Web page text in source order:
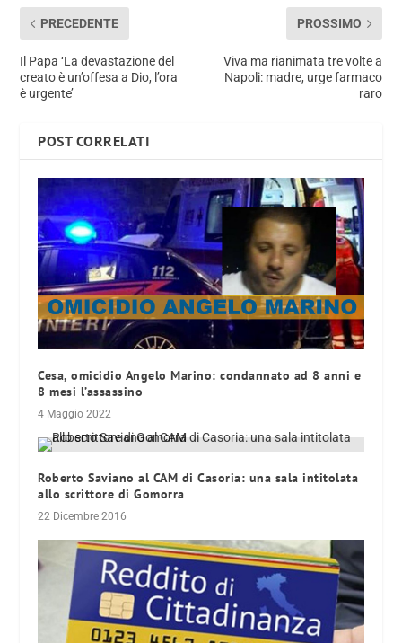
PRECEDENTE
Il Papa ‘La devastazione del
creato è un’offesa a Dio, l’ora
è urgente’
PROSSIMO
Viva ma rianimata tre volte a
Napoli: madre, urge farmaco
raro
POST CORRELATI
Cesa, omicidio Angelo Marino: condannato ad 8 anni e
8 mesi l’assassino
4 Maggio 2022
Roberto Saviano al CAM di Casoria: una sala intitolata
allo scrittore di Gomorra
22 Dicembre 2016